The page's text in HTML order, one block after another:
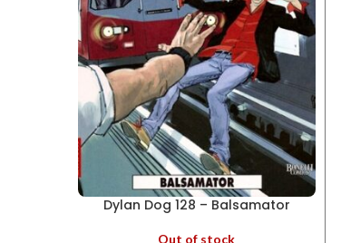
Dylan Dog 128 – Balsamator
Out of stock